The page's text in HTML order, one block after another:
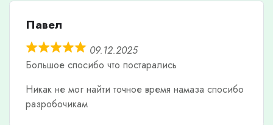
Павел
09.12.2025
Большое спосибо что постарались
Никак не мог найти точное время намаза спосибо
разробочикам